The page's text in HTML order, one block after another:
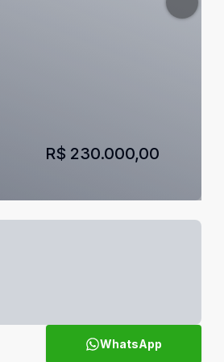
R$ 230.000,00
WhatsApp